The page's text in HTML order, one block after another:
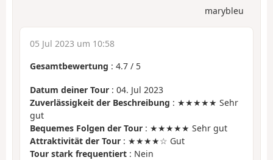
marybleu
05 Jul 2023 um 10:58
Gesamtbewertung : 4.7 / 5
Datum deiner Tour : 04. Jul 2023
Zuverlässigkeit der Beschreibung : ★★★★★ Sehr
gut
Bequemes Folgen der Tour : ★★★★★ Sehr gut
Attraktivität der Tour : ★★★★☆ Gut
Tour stark frequentiert : Nein